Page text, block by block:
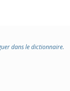
dans le dictionnaire.